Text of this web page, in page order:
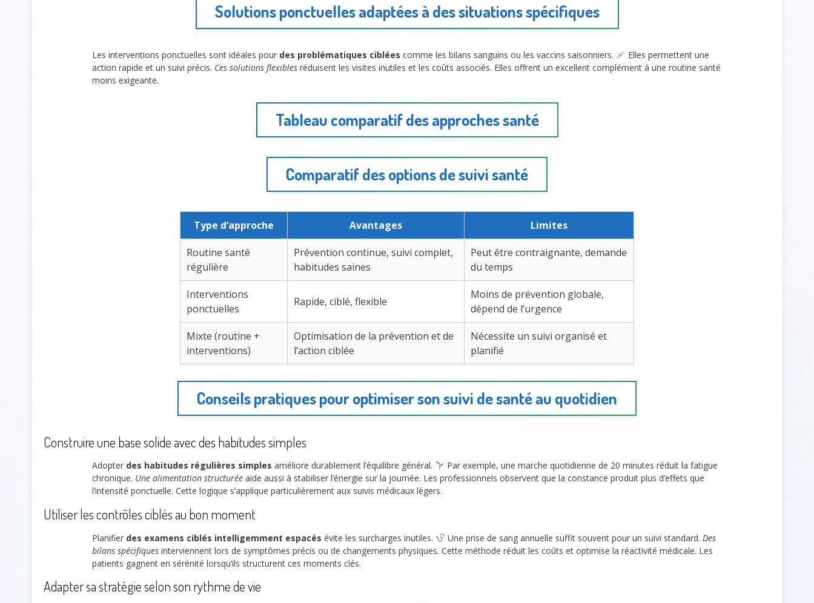
Solutions ponctuelles adaptées à des situations spécifiques
Les interventions ponctuelles sont idéales pour des problématiques ciblées comme les bilans sanguins ou les vaccins saisonniers.
Elles permettent une
action rapide et un suivi précis. Ces solutions flexibles réduisent les visites inutiles et les coûts associés. Elles offrent un excellent complément à une routine santé
moins exigeante.
Tableau comparatif des approches santé
Comparatif des options de suivi santé
Type d’approche Avantages Limites
Routine santé
régulière
Prévention continue, suivi complet,
habitudes saines
Peut être contraignante, demande
du temps
Interventions
ponctuelles
Rapide, ciblé, flexible
Moins de prévention globale,
dépend de l’urgence
Mixte (routine +
interventions)
Optimisation de la prévention et de
l’action ciblée
Nécessite un suivi organisé et
planifié
Conseils pratiques pour optimiser son suivi de santé au quotidien
Construire une base solide avec des habitudes simples
Adopter des habitudes régulières simples améliore durablement l’équilibre général.
Par exemple, une marche quotidienne de 20 minutes réduit la fatigue
chronique. Une alimentation structurée aide aussi à stabiliser l’énergie sur la journée. Les professionnels observent que la constance produit plus d’effets que
l’intensité ponctuelle. Cette logique s’applique particulièrement aux suivis médicaux légers.
Utiliser les contrôles ciblés au bon moment
Planifier des examens ciblés intelligemment espacés évite les surcharges inutiles. Une prise de sang annuelle suffit souvent pour un suivi standard. Des
bilans spécifiques interviennent lors de symptômes précis ou de changements physiques. Cette méthode réduit les coûts et optimise la réactivité médicale. Les
patients gagnent en sérénité lorsqu’ils structurent ces moments clés.
Adapter sa stratégie selon son rythme de vie